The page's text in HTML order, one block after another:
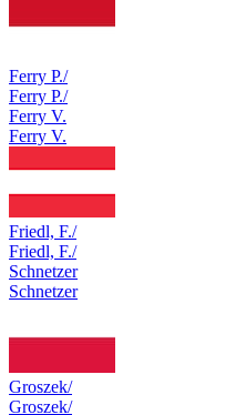
Ferry P./
Ferry P./
Ferry V.
Ferry V.
Friedl, F./
Friedl, F./
Schnetzer
Schnetzer
Groszek/
Groszek/